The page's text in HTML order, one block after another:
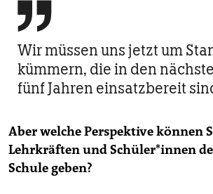

Wir müssen uns jetzt um
kümmern, die in den
fünf Jahren einsatzbereit
Aber welche Perspektive können
Lehrkräften und Schü­le­r*in­nen
Schule geben?